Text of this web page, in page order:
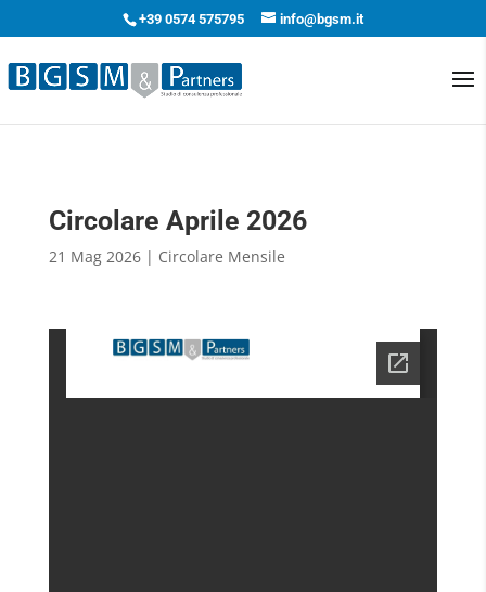
+39 0574 575795 info@bgsm.it
Circolare Aprile 2026
21 Mag 2026| Circolare Mensile